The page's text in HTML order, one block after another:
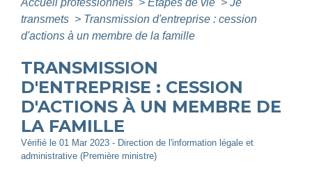
Accueil professionnels > Étapes de vie > Je
transmets > Transmission d'entreprise : cession
d'actions à un membre de la famille
TRANSMISSION
D'ENTREPRISE : CESSION
D'ACTIONS À UN MEMBRE DE
LA FAMILLE
Vérifié le 01 Mar 2023 - Direction de l'information légale et
administrative (Première ministre)